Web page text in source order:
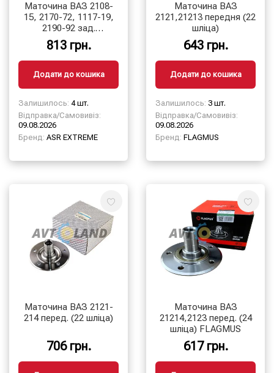
Маточина ВАЗ 2108-
15, 2170-72, 1117-19,
2190-92 зад.
(маточина+підшипник+стопорне
кільце)
813 грн.
Додати до кошика
Залишилось: 4 шт.
Відправка/Самовивіз:
09.08.2026
Бренд: ASR EXTREME
Маточина ВАЗ
2121,21213 передня (22
шліца)
643 грн.
Додати до кошика
Залишилось: 3 шт.
Відправка/Самовивіз:
09.08.2026
Бренд: FLAGMUS
Маточина ВАЗ 2121-
214 перед. (22 шліца)
706 грн.
Маточина ВАЗ
21214,2123 перед. (24
шліца) FLAGMUS
617 грн.